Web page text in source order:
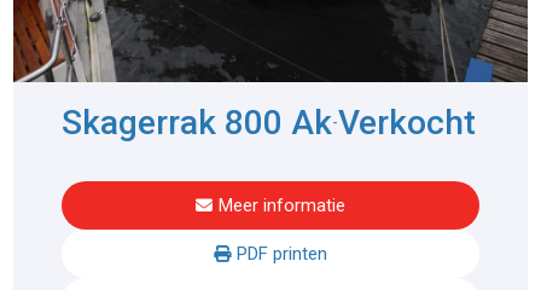
Skagerrak 800 Ak-Verkocht
Meer informatie
PDF printen